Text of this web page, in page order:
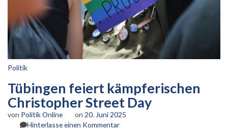
Politik
Tübingen feiert kämpferischen
Christopher Street Day
von Politik Online on 20. Juni 2025
Hinterlasse einen Kommentarzu